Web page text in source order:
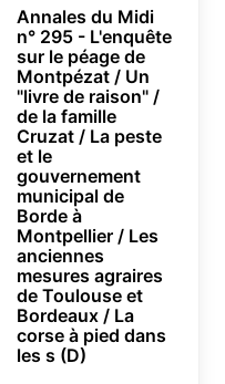
Annales du Midi
n° 295 - L'enquête
sur le péage de
Montpézat / Un
"livre de raison" /
de la famille
Cruzat / La peste
et le
gouvernement
municipal de
Borde à
Montpellier / Les
anciennes
mesures agraires
de Toulouse et
Bordeaux / La
corse à pied dans
les s (D)